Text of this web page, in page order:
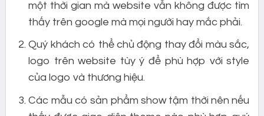
một thời gian mà website vẫn không được tìm
thấy trên google mà mọi người hay mắc phải.
Quý khách có thể chủ động thay đổi màu sắc,
logo trên website tùy ý để phù hợp với style
của logo và thương hiệu.
Các mẫu có sản phẩm show tậm thời nên nếu